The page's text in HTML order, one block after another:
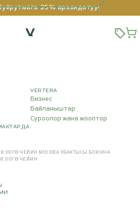
25% арзандатуу!
VERTERA
Бизнес
Байланыштар
Суроолор жана жооптор
ЧЕЙИН
МОСКВА УБАКТЫСЫ БОЮНЧА
ЧЕЙИН